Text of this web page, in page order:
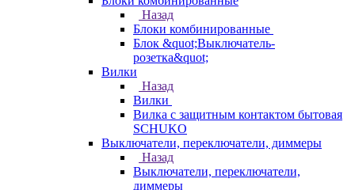
Назад
Блоки комбинированные
Блок &quot;Выключатель-
розетка&quot;
Вилки
Назад
Вилки
Вилка с защитным контактом бытовая
SCHUKO
Выключатели, переключатели, диммеры
Назад
Выключатели, переключатели,
диммеры